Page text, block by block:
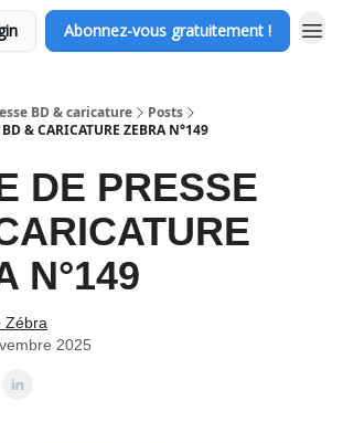
Abonnez-vous gratuitement !
BD & caricature
Posts
BD & CARICATURE ZEBRA N°149
DE PRESSE
N°149
Zébra
2025